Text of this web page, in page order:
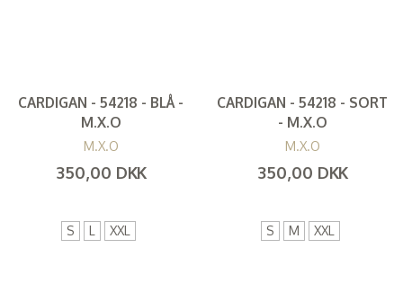
CARDIGAN - 54218 - BLÅ -
M.X.O
M.X.O
350,00 DKK
S L XXL
CARDIGAN - 54218 - SORT
- M.X.O
M.X.O
350,00 DKK
S M XXL